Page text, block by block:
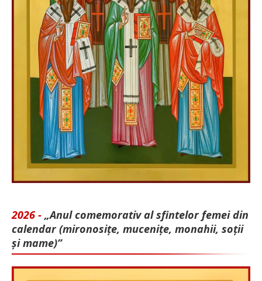
2026 - „Anul comemorativ al sfintelor femei din
calendar (mironosițe, mu­cenițe, monahii, soții
și mame)”